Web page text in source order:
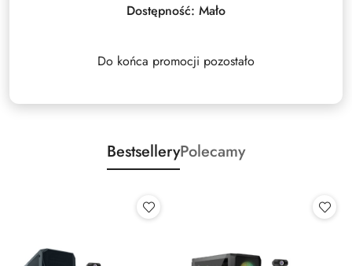
30
dniDostępność: Mało
Do końca promocji pozostało
BestselleryPolecamy